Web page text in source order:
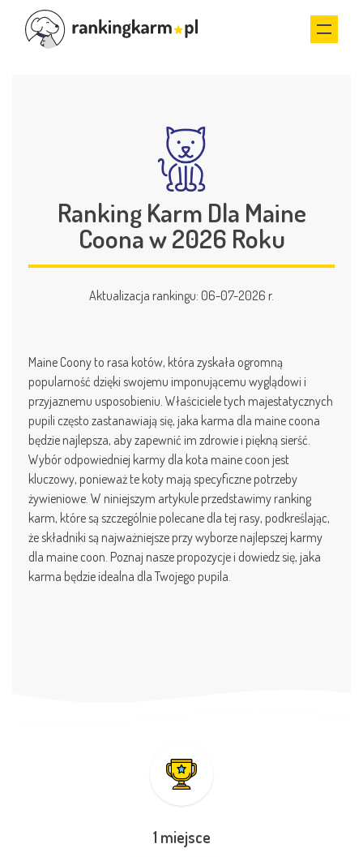
Ranking Karm Dla Maine
Coona w 2026 Roku
Aktualizacja rankingu: 06-07-2026 r.
Maine Coony to rasa kotów, która zyskała ogromną
popularność dzięki swojemu imponującemu wyglądowi i
przyjaznemu usposobieniu. Właściciele tych majestatycznych
pupili często zastanawiają się, jaka karma dla maine coona
będzie najlepsza, aby zapewnić im zdrowie i piękną sierść.
Wybór odpowiedniej karmy dla kota maine coon jest
kluczowy, ponieważ te koty mają specyficzne potrzeby
żywieniowe. W niniejszym artykule przedstawimy ranking
karm, które są szczególnie polecane dla tej rasy, podkreślając,
że składniki są najważniejsze przy wyborze najlepszej karmy
dla maine coon. Poznaj nasze propozycje i dowiedz się, jaka
karma będzie idealna dla Twojego pupila.
1 miejsce